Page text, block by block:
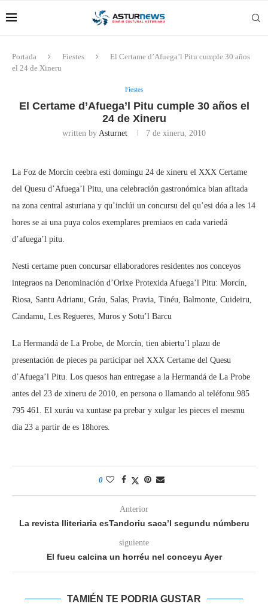
Portada Fiestes
El Certame d’Afuega’l Pitu cumple 30 años
el 24 de Xineru
Fiestes
El Certame d’Afuega’l Pitu cumple 30 años el
24 de Xineru
written by Asturnet 7 de xineru, 2010
La Foz de Morcín ceebra esti domingu 24 de xineru el XXX Certame
del Quesu d’Afuega’l Pitu, una celebración gastronómica bian afitada
na zona central asturiana y qu’inclúi un concursu del qu’esi dóa a les 14
hores se ai una puya colos exemplares premiaos en cada variedá
d’afuega’l pitu.
Nesti certame puen concursar ellaboradores residentes nos conceyos
integraos na Denominación d’Orixe Protexida Afuega’l Pitu: Morcín,
Riosa, Santu Adrianu, Gráu, Salas, Pravia, Tinéu, Balmonte, Cuideiru,
Candamu, Les Regueres, Muros y Sotu’l Barcu
La Hermandá de La Probe, de Morcín, tien abiertu’l plazu de
presentación de pieces pa participar nel XXX Certame del Quesu
d’Afuega’l Pitu. Los quesos han entregase a la Hermandá de La Probe
antes del 23 de xineru de 2010, en persona o llamando al teléfonu 985
795 461. El xuráu va xuntase pa prebar y xulgar les pieces el mesmu
día 23 a partir de es 18hores.
0
Anterior
La revista lliteriaria esTandoriu saca’l segundu númberu
siguiente
El fueu calcina un horréu nel conceyu Ayer
TAMIÉN TE PODRIA GUSTAR